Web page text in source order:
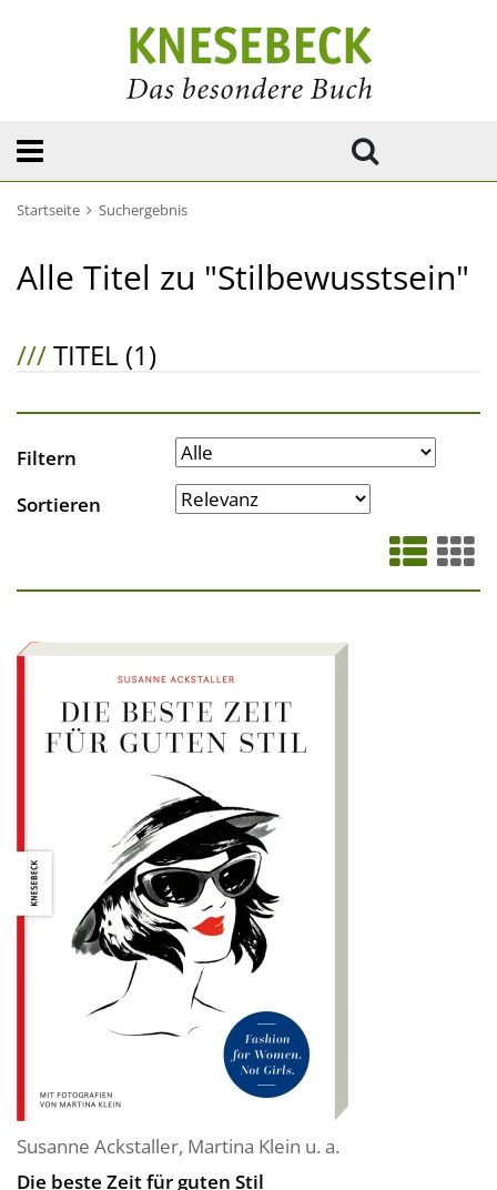
Startseite Suchergebnis
Alle Titel zu "Stilbewusstsein"
///TITEL (1)
Filtern
Sortieren
Susanne Ackstaller, Martina Klein u. a.
Die beste Zeit für guten Stil